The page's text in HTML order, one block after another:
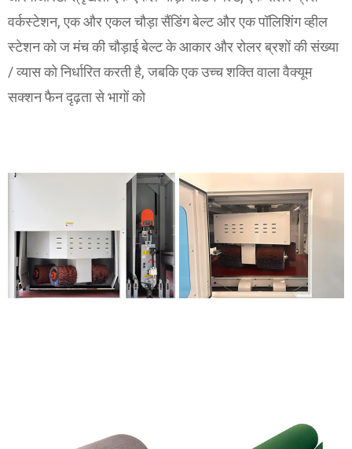
वर्कस्टेशन, एक और एकल चौड़ा सैंडिंग बेल्ट और एक पॉलिशिंग व्हील
स्टेशन को ज मंच की चौड़ाई बेल्ट के आकार और रोलर ब्रशों की संख्या
/ व्यास को निर्धारित करती है, जबकि एक उच्च शक्ति वाला वैक्यूम
सक्शन फैन दृढ़ता से भागों को